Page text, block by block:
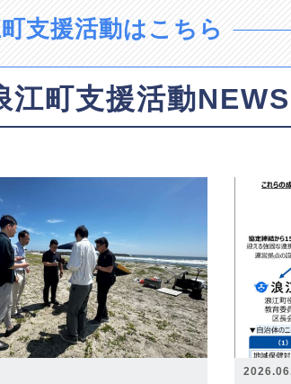
支援活動はこちら
江町支援活動NEWS